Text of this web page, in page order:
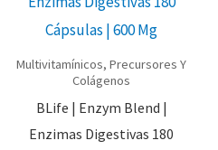
Multivitamínicos, Precursores Y
Colágenos
BLife | Enzym Blend |
Enzimas Digestivas 180